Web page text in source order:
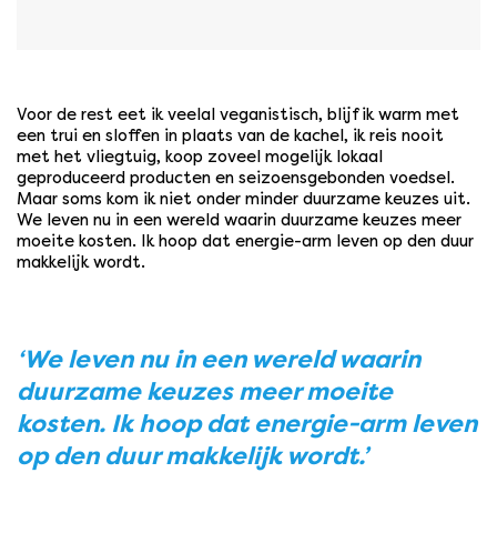
Voor de rest eet ik veelal veganistisch, blijf ik warm met
een trui en sloffen in plaats van de kachel, ik reis nooit
met het vliegtuig, koop zoveel mogelijk lokaal
geproduceerd producten en seizoensgebonden voedsel.
Maar soms kom ik niet onder minder duurzame keuzes uit.
We leven nu in een wereld waarin duurzame keuzes meer
moeite kosten. Ik hoop dat energie-arm leven op den duur
makkelijk wordt.
‘We leven nu in een wereld waarin
duurzame keuzes meer moeite
kosten. Ik hoop dat energie-arm leven
op den duur makkelijk wordt.’